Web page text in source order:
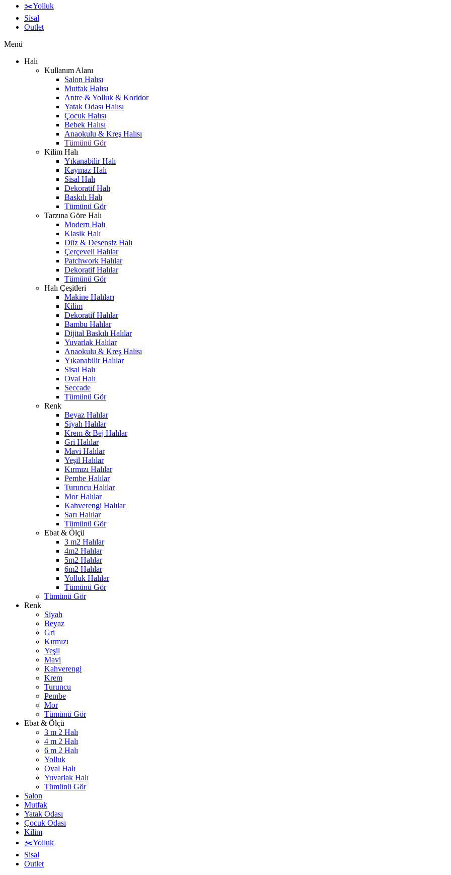
✂️Yolluk
Sisal
Outlet
Menü
Halı
Kullanım Alanı
Salon Halısı
Mutfak Halısı
Antre & Yolluk & Koridor
Yatak Odası Halısı
Çocuk Halısı
Bebek Halısı
Anaokulu & Kreş Halısı
Tümünü Gör
Kilim Halı
Yıkanabilir Halı
Kaymaz Halı
Sisal Halı
Dekoratif Halı
Baskılı Halı
Tümünü Gör
Tarzına Göre Halı
Modern Halı
Klasik Halı
Düz & Desensiz Halı
Çerçeveli Halılar
Patchwork Halılar
Dekoratif Halılar
Tümünü Gör
Halı Çeşitleri
Makine Halıları
Kilim
Dekoratif Halılar
Bambu Halılar
Dijital Baskılı Halılar
Yuvarlak Halılar
Anaokulu & Kreş Halısı
Yıkanabilir Halılar
Sisal Halı
Oval Halı
Seccade
Tümünü Gör
Renk
Beyaz Halılar
Siyah Halılar
Krem & Bej Halılar
Gri Halılar
Mavi Halılar
Yeşil Halılar
Kırmızı Halılar
Pembe Halılar
Turuncu Halılar
Mor Halılar
Kahverengi Halılar
Sarı Halılar
Tümünü Gör
Ebat & Ölçü
3 m2 Halılar
4m2 Halılar
5m2 Halılar
6m2 Halılar
Yolluk Halılar
Tümünü Gör
Tümünü Gör
Renk
Siyah
Beyaz
Gri
Kırmızı
Yeşil
Mavi
Kahverengi
Krem
Turuncu
Pembe
Mor
Tümünü Gör
Ebat & Ölçü
3 m 2 Halı
4 m 2 Halı
6 m 2 Halı
Yolluk
Oval Halı
Yuvarlak Halı
Tümünü Gör
Salon
Mutfak
Yatak Odası
Çocuk Odası
Kilim
✂️Yolluk
Sisal
Outlet